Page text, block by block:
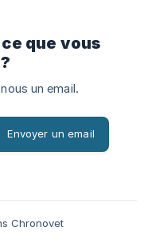
que vous
un email.
Envoyer un email
Chronovet